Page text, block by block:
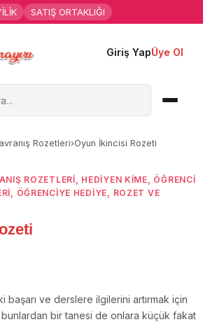
SATIŞ ORTAKLIĞI
Giriş YapÜye Ol
Hediyeleri
Rozetleri›Oyun İkincisi Rozeti
ROZETLERI, HEDIYEN KIME, ÖĞRENCI
, ÖĞRENCIYE HEDIYE, ROZET VE
başarı ve derslere ilgilerini artırmak için
bir tanesi de onlara küçük fakat